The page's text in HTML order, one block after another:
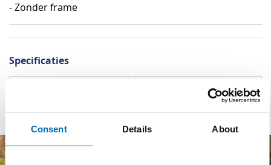
Consent Details About
- Zonder frame
Specificaties
Specificaties